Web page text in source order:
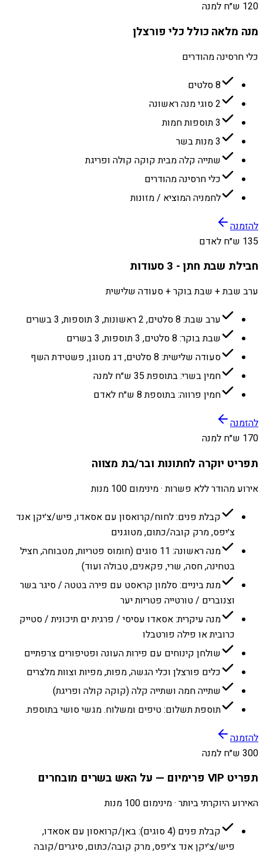
120 ש״ח למנה
מנה מלאה כולל כלי פורצלן
כלי חרסינה מהודרים
8 סלטים
2 סוגי מנה ראשונה
3 תוספות חמות
3 מנות בשר
שתייה קלה מבית קוקה קולה ופריגת
כלי חרסינה מהודרים
לחמניה המוציא / מזונות
להזמנה
135 ש״ח לאדם
חבילת שבת חתן - 3 סעודות
ערב שבת + שבת בוקר + סעודה שלישית
ערב שבת: 8 סלטים, 2 ראשונות, 3 תוספות, 3 בשרים
שבת בוקר: 8 סלטים, 3 תוספות, 3 בשרים
סעודה שלישית: 8 סלטים, דג מטוגן, פשטידת השף
חמין בשרי: בתוספת 35 ש״ח למנה
חמין פרווה: בתוספת 8 ש״ח לאדם
להזמנה
170 ש״ח למנה
תפריט יוקרה לחתונות ובר/בת מצווה
אירוע מהודר ללא פשרות · מינימום 100 מנות
קבלת פנים: לחוח/קרואסון עם אסאדו, פיש/צ׳יקן אנד
צ׳יפס, מרק קובה/כתום, מטוגנים
מנה ראשונה: 11 סוגים (חומוס פטריות, מטבוחה, חציל
בטחינה, חסה, שרי, פקאנים, טבולה ועוד)
מנת ביניים: סלמון קראסט עם פירה בטטה / סיגר בשר
וצנוברים / טורטייה פטריות יער
מנה עיקרית: אסאדו עסיסי / פרגית ים תיכונית / סטייק
כרובית או פילה פורטבלו
שולחן קינוחים עם פירות העונה ופטיפורים צרפתיים
כלים פורצלן וכלי הגשה, מפות, מפיות וצוות מלצרים
שתייה חמה ושתייה קלה (קוקה קולה ופריגת)
תוספת תשלום: טיפים ומשלוח. מגשי סושי בתוספת.
להזמנה
300 ש״ח למנה
תפריט VIP פרימיום — על האש בשרים מובחרים
האירוע היוקרתי ביותר · מינימום 100 מנות
קבלת פנים (4 סוגים): באן/קרואסון עם אסאדו,
פיש/צ׳יקן אנד צ׳יפס, מרק קובה/כתום, סיגרים/קובה